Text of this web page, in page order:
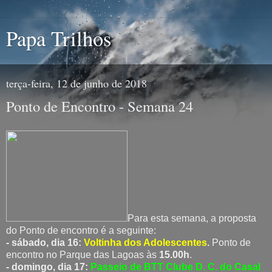
Papa Trilhos
terça-feira, 12 de junho de 2018
Ponto de Encontro - Semana 24
Para esta semana, a proposta
do Ponto de encontro é a seguinte:
- sábado, dia 16: Voltinha dos Adolescentes. Ponto de
encontro no Parque das Lagoas às 15.00h.
- domingo, dia 17: Passeio de BTT Clube D. C. do Casal